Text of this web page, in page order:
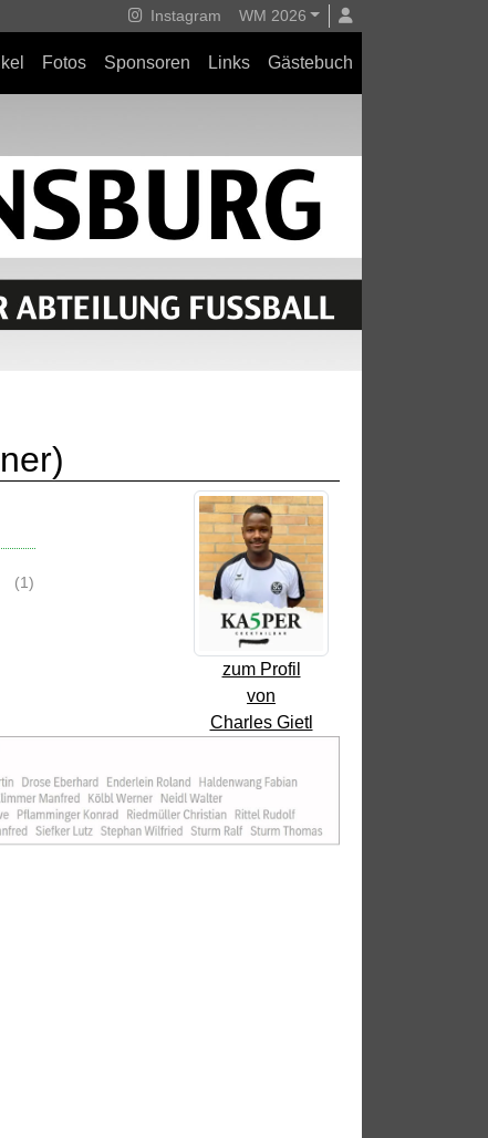
Instagram WM 2026
Fotos Sponsoren Links Gästebuch
zum Profil
von
Charles Gietl
(1)